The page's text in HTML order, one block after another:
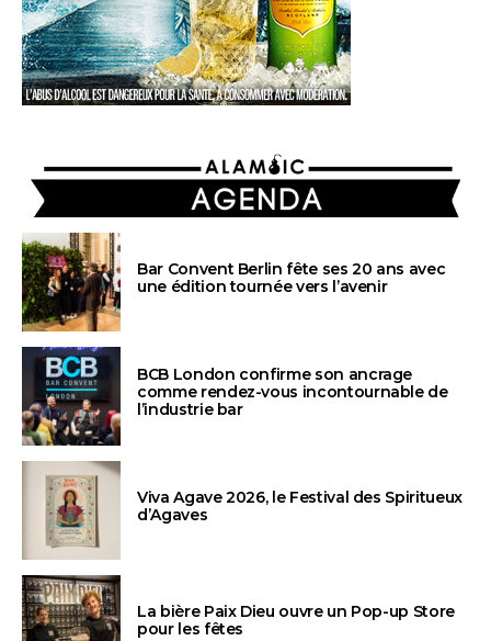
AGENDA
Bar Convent Berlin fête ses 20 ans avec
une édition tournée vers l’avenir
BCB London confirme son ancrage
comme rendez-vous incontournable de
l’industrie bar
Viva Agave 2026, le Festival des Spiritueux
d’Agaves
La bière Paix Dieu ouvre un Pop-up Store
pour les fêtes